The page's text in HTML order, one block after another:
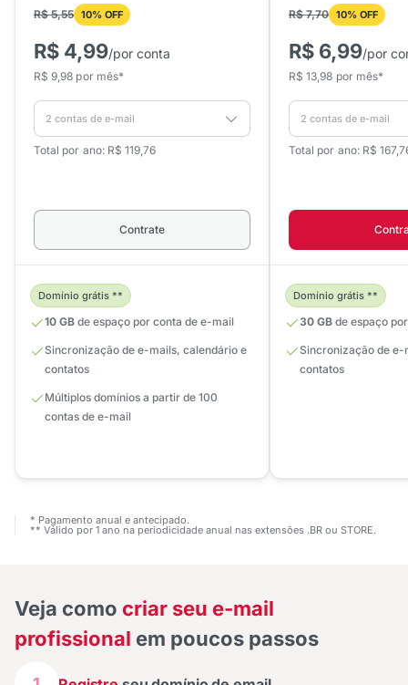
R$ 5,55 10% OFF
R$ 4,99/por conta
R$ 9,98 por mês*
Total por ano: R$ 119,76
Contrate
Domínio grátis **
10 GB de espaço por conta de e-mail
Sincronização de e-mails, calendário e
contatos
Múltiplos domínios a partir de 100
contas de e-mail
R$ 7,70 10% OFF
R$ 6,99/por
R$ 13,98 por mês*
Total por ano: R$
Domínio grátis **
30 GB de espaço
Sincronização de
contatos
* Pagamento anual e antecipado.
** Válido por 1 ano na periodicidade anual nas extensões .BR ou STORE.
Veja como criar seu e-mail
profissional em poucos passos